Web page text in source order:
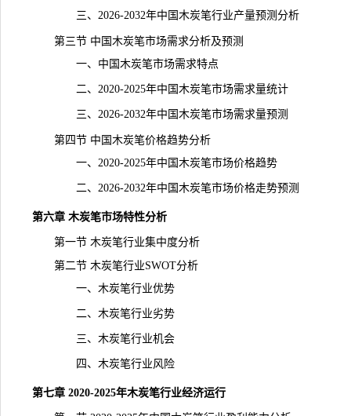
三、2026-2032年中国木炭笔行业产量预测分析
第三节 中国木炭笔市场需求分析及预测
一、中国木炭笔市场需求特点
二、2020-2025年中国木炭笔市场需求量统计
三、2026-2032年中国木炭笔市场需求量预测
第四节 中国木炭笔价格趋势分析
一、2020-2025年中国木炭笔市场价格趋势
二、2026-2032年中国木炭笔市场价格走势预测
第六章 木炭笔市场特性分析
第一节 木炭笔行业集中度分析
第二节 木炭笔行业SWOT分析
一、木炭笔行业优势
二、木炭笔行业劣势
三、木炭笔行业机会
四、木炭笔行业风险
第七章 2020-2025年木炭笔行业经济运行